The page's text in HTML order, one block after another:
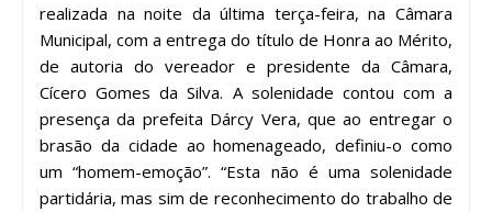
realizada na noite da última terça-feira, na Câmara
Municipal, com a entrega do título de Honra ao Mérito,
de autoria do vereador e presidente da Câmara,
Cícero Gomes da Silva. A solenidade contou com a
presença da prefeita Dárcy Vera, que ao entregar o
brasão da cidade ao homenageado, definiu-o como
um “homem-emoção”. “Esta não é uma solenidade
partidária, mas sim de reconhecimento do trabalho de